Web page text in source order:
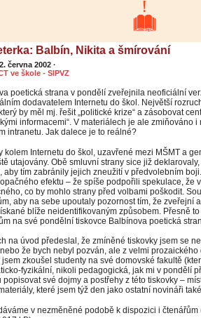
Balbín, Nikita a šmírování
června 2002 ·
ve škole - SIPVZ
poetická strana v pondělí zveřejnila neoficiální
dodavatelem Internetu do škol. Největší
by měl mj. řešit „politické krize“ a zásobovat
informacemi“. V materiálech je ale zmiňováno
intranetu. Jak dalece je to reálné?
kolem Internetu do škol, uzavřené mezi MŠMT a
utajovány. Obě smluvní strany sice již
aby tím zabránily jejich zneužití v předvolebním
efektu – že spíše podpořili spekulace, že
co by mohlo strany před volbami poškodit.
aby na sebe upoutaly pozornost tím, že zveřejní
blíže neidentifikovaným způsobem. Přesně
na své pondělní tiskovce Balbínova poetická
na úvod předeslal, že zmíněné tiskovky jsem se
že bych nebyl pozván, ale z velmi
jsem zkoušel studenty na své domovské fakultě
fyzikální, nikoli pedagogická, jak mi v pondělí
popisovat své dojmy a postřehy z této tiskovky –
které jsem týž den jako ostatní novináři
v nezměněné podobě k dispozici i čtenářům